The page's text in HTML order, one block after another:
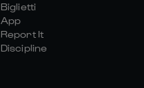
Biglietti
App
Report It
Discipline